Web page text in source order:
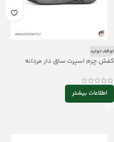
توقف تولید
کفش چرم اسپرت ساق دار مردانه
اطلاعات بیشتر